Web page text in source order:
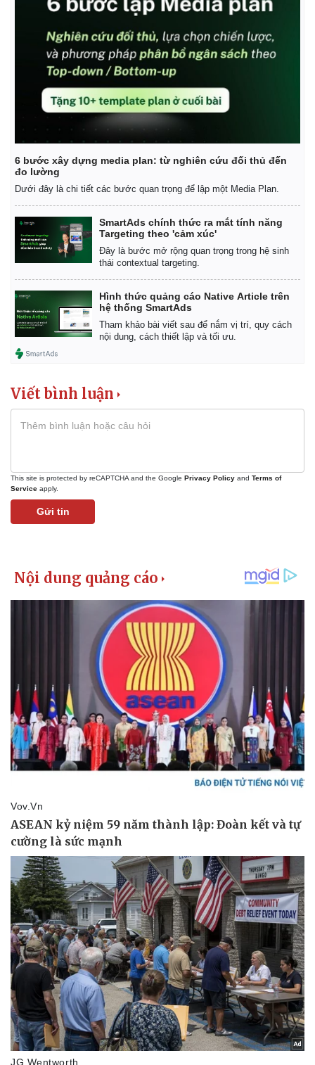
Khởi nghiệp
Thị trường
Giá vàng
Tiêu dùng
Tỷ giá
Chứng khoán
Giá cà phê
6 bước xây dựng media plan: từ nghiên cứu đối thủ đến
đo lường
Dưới đây là chi tiết các bước quan trọng để lập một Media Plan.
SmartAds chính thức ra mắt tính năng
Targeting theo 'cảm xúc'
Đây là bước mở rộng quan trọng trong hệ sinh
thái contextual targeting.
Hình thức quảng cáo Native Article trên
hệ thống SmartAds
Tham khảo bài viết sau để nắm vị trí, quy cách
nội dung, cách thiết lập và tối ưu.
Viết bình luận
This site is protected by reCAPTCHA and the Google Privacy Policy and Terms of
Service apply.
Gửi tin